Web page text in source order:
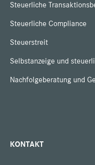
Steuerliche
Steuerliche Compliance
Steuerstreit
Selbstanzeige und
Nachfolgeberatung und
KONTAKT